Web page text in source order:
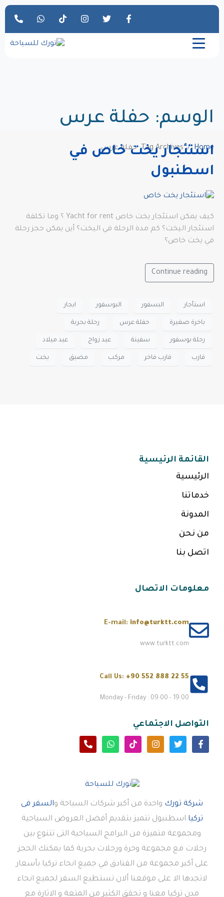
الوسم: حفلة عرس
Home Tag Archives: حفلة عرس
استئجار يخت خاص في
اسطنبول
كيف يمكن استئجار يخت خاص Yacht for rent ؟ وما تكلفة
استئجار اليخت؟ كم مدة الرحلة في اليخت؟ أين يمكن حجز رحلة
في يخت خاص؟
Continue reading
استأجار البسفور البوسفور ايجار
باخرة صغيرة حفلة عرس رحلة بحرية
رحلة بوسفور سفينة عيد زواج عيد ميلاد
قارب قارب فاخر مركب مضيق يخت
القائمة الرئيسية
الرئيسية
خدماتنا
المدونة
من نحن
اتصل بنا
معلومات الاتصال
E-mail: info@turktt.com
www.turktt.com
Call Us: +90 552 888 22 55
Monday - Friday : 09:00 - 19:00
التواصل الاجتماعي
شركة تورك واحدة من أكبر شركات السياحة والسفر فى
تركيا اسطنبول تتميز بتقديم أفضل العروض السياحية
ومجموعة متميزة من البرامج السياحية التى تتنوع بين
رحلات مع مجموعة وحرة ورحلات بحرية كما يمكنك الحجز
على أكبر مجموعة من الفنادق في جميع انحاء تركيا بأسعار
لاتجدها الا على موقعنا ألان تستطيع السفر لجميع انحاء
مدن تركيا معنا و تحقق الكثير من المتعة و الاثارة مع